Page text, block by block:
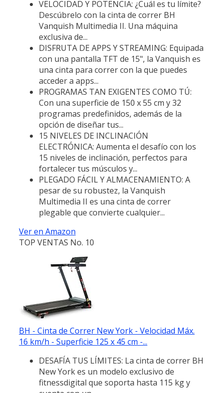
VELOCIDAD Y POTENCIA: ¿Cuál es tu límite?
Descúbrelo con la cinta de correr BH
Vanquish Multimedia II. Una máquina
exclusiva de...
DISFRUTA DE APPS Y STREAMING: Equipada
con una pantalla TFT de 15", la Vanquish es
una cinta para correr con la que puedes
acceder a apps...
PROGRAMAS TAN EXIGENTES COMO TÚ:
Con una superficie de 150 x 55 cm y 32
programas predefinidos, además de la
opción de diseñar tus...
15 NIVELES DE INCLINACIÓN
ELECTRÓNICA: Aumenta el desafío con los
15 niveles de inclinación, perfectos para
fortalecer tus músculos y...
PLEGADO FÁCIL Y ALMACENAMIENTO: A
pesar de su robustez, la Vanquish
Multimedia II es una cinta de correr
plegable que convierte cualquier...
Ver en Amazon
TOP VENTAS No. 10
BH - Cinta de Correr New York - Velocidad Máx.
16 km/h - Superficie 125 x 45 cm -...
DESAFÍA TUS LÍMITES: La cinta de correr BH
New York es un modelo exclusivo de
fitnessdigital que soporta hasta 115 kg y